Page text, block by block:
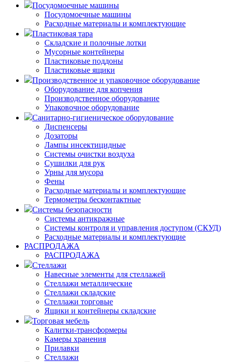
Посудомоечные машины
Посудомоечные машины
Расходные материалы и комплектующие
Пластиковая тара
Складские и полочные лотки
Мусорные контейнеры
Пластиковые поддоны
Пластиковые ящики
Производственное и упаковочное оборудование
Оборудование для копчения
Производственное оборудование
Упаковочное оборудование
Санитарно-гигиеническое оборудование
Диспенсеры
Дозаторы
Лампы инсектицидные
Системы очистки воздуха
Сушилки для рук
Урны для мусора
Фены
Расходные материалы и комплектующие
Термометры бесконтактные
Системы безопасности
Системы антикражные
Системы контроля и управления доступом (СКУД)
Расходные материалы и комплектующие
РАСПРОДАЖА
РАСПРОДАЖА
Стеллажи
Навесные элементы для стеллажей
Стеллажи металлические
Стеллажи складские
Стеллажи торговые
Ящики и контейнеры складские
Торговая мебель
Калитки-трансформеры
Камеры хранения
Прилавки
Стеллажи